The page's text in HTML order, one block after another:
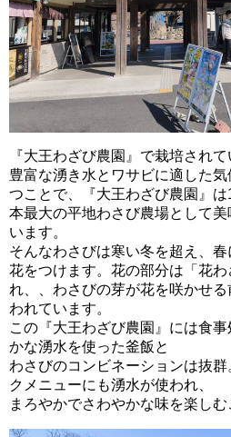
『大王わざび農園』で栽培され
豊富な湧き水とワサビに適した
つことで、『大王わざび農園』
本最大の平地わさび農場として
います。
そんなわさびは寒い冬を超え、
花をつけます。花の部分は「花
れ、、わさびの芽が花を咲かせ
われています。
この『大王わざび農園』には食
かな湧水を使った釜飯と
わさびのコンビネーションは抜
クメニューにも湧水が使われ、
まろやかでさわやかな味を楽しむ